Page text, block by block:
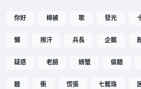
你好 棉被 歌 發光
懶 擦汗 兵長 企鵝
疑惑 老臉 螃蟹 偷聽
聽 衝 慌張 七龍珠